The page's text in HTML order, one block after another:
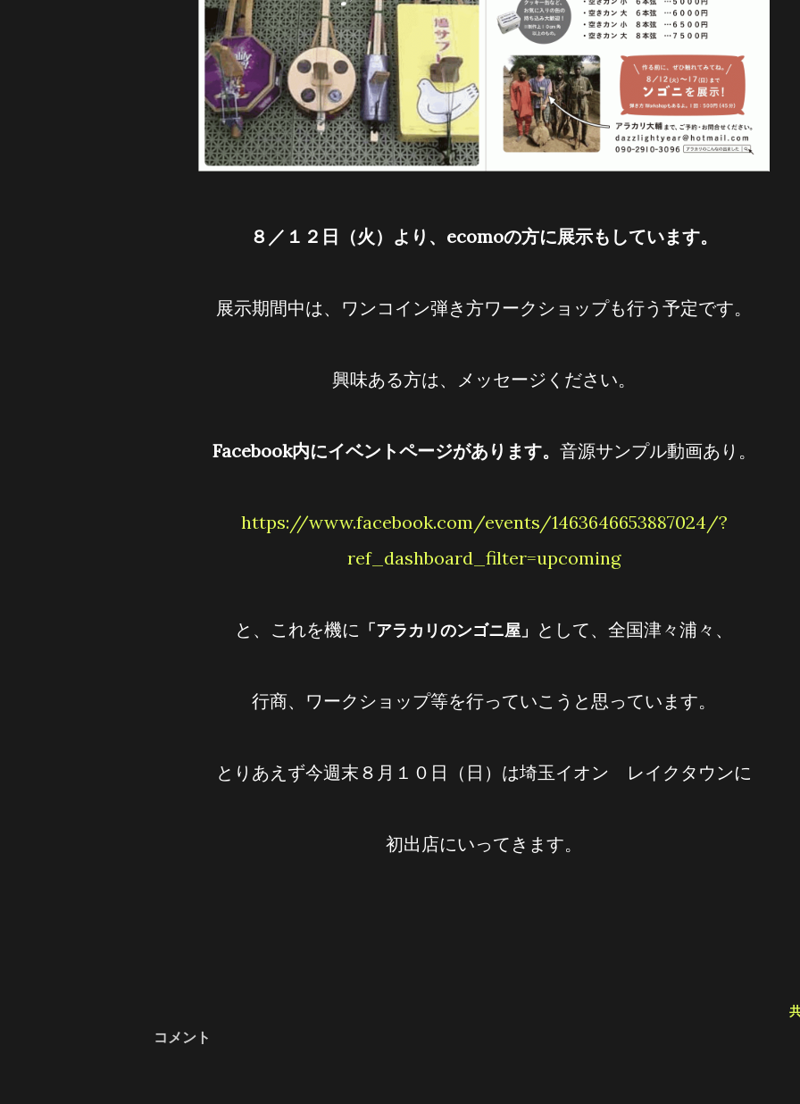
８／１２日（火）より、ecomoの方に展示もしています。
展示期間中は、ワンコイン弾き方ワークショップも行う予定です。
興味ある方は、メッセージください。
Facebook内にイベントページがあります。 音源サンプル動画あり。
https://www.facebook.com/events/1463646653887024/?
ref_dashboard_filter=upcoming
と、これを機に 「アラカリのンゴニ屋」 として、全国津々浦々、
行商、ワークショップ等を行っていこうと思っています。
とりあえず今週末８月１０日（日）は埼玉イオン レイクタウンに
初出店にいってきます。
コメント